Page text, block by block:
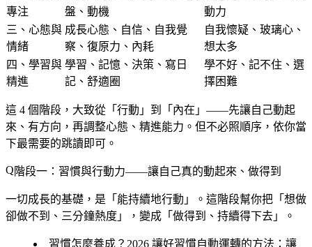
專注
盤、動機
動力
三、心態與
情緒
成長心態、自信、自我覺
察、復原力、內耗
自我懷疑、玻璃心、
想太多
四、學習與
精進
學習、記憶、決策、寫日
記、舒適圈
學不好、記不住、選
擇困難
這 4 個階段，大致從「行動」到「內在」——先讓自己動起
來、有方向，再調整心態、精進能力。但不必照順序，依你當
下最需要的跳讀即可。
階段一：習慣與行動力——讓自己真的動起來、做得到
一切成長的基礎，是「能持續地行動」。這階段幫你把「想做
卻做不到、三分鐘熱度」，變成「做得到、持續得下去」。
習慣怎麼養成？2026 讓好習慣自動運轉的方法 ：讓